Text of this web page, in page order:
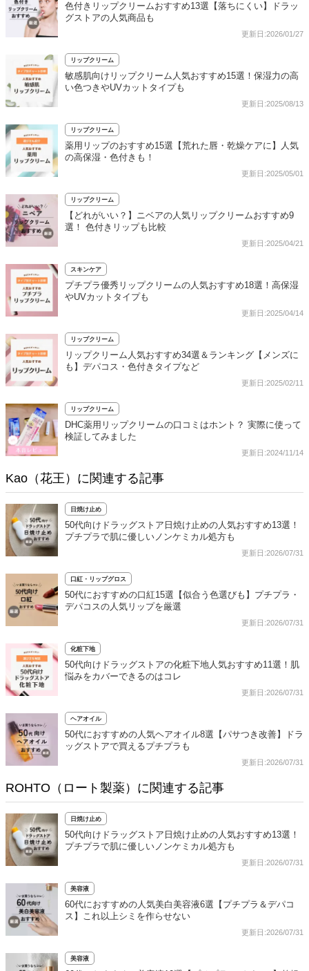
色付きリップクリームおすすめ13選【落ちにくい】ドラッ
グストアの人気商品も
更新日:2026/01/27
リップクリーム
敏感肌向けリップクリーム人気おすすめ15選！保湿力の高
い色つきやUVカットタイプも
更新日:2025/08/13
リップクリーム
薬用リップのおすすめ15選【荒れた唇・乾燥ケアに】人気
の高保湿・色付きも！
更新日:2025/05/01
リップクリーム
【どれがいい？】ニベアの人気リップクリームおすすめ9
選！ 色付きリップも比較
更新日:2025/04/21
スキンケア
プチプラ優秀リップクリームの人気おすすめ18選！高保湿
やUVカットタイプも
更新日:2025/04/14
リップクリーム
リップクリーム人気おすすめ34選＆ランキング【メンズに
も】デパコス・色付きタイプなど
更新日:2025/02/11
リップクリーム
DHC薬用リップクリームの口コミはホント？ 実際に使って
検証してみました
更新日:2024/11/14
Kao（花王）に関連する記事
日焼け止め
50代向けドラッグストア日焼け止めの人気おすすめ13選！
プチプラで肌に優しいノンケミカル処方も
更新日:2026/07/31
口紅・リップグロス
50代におすすめの口紅15選【似合う色選びも】プチプラ・
デパコスの人気リップを厳選
更新日:2026/07/31
化粧下地
50代向けドラッグストアの化粧下地人気おすすめ11選！肌
悩みをカバーできるのはコレ
更新日:2026/07/31
ヘアオイル
50代におすすめの人気ヘアオイル8選【パサつき改善】ドラ
ッグストアで買えるプチプラも
更新日:2026/07/31
ROHTO（ロート製薬）に関連する記事
日焼け止め
50代向けドラッグストア日焼け止めの人気おすすめ13選！
プチプラで肌に優しいノンケミカル処方も
更新日:2026/07/31
美容液
60代におすすめの人気美白美容液6選【プチプラ＆デパコ
ス】これ以上シミを作らせない
更新日:2026/07/31
美容液